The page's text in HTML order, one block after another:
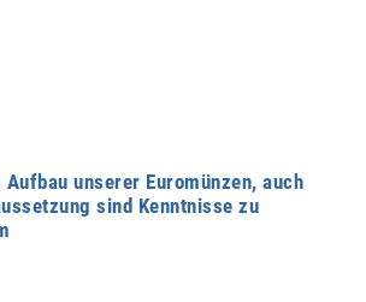
unserer Euromünzen, auch
sind Kenntnisse zu